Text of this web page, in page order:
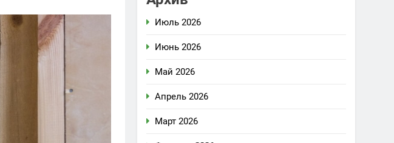
Июль 2026
Июнь 2026
Май 2026
Апрель 2026
Март 2026